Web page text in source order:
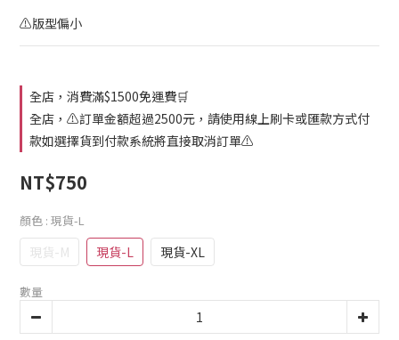
⚠️版型偏小
全店，消費滿$1500免運費🛒
全店，⚠️訂單金額超過2500元，請使用線上刷卡或匯款方式付
款如選擇貨到付款系統將直接取消訂單⚠️
NT$750
顏色 : 現貨-L
現貨-M 現貨-L 現貨-XL
數量